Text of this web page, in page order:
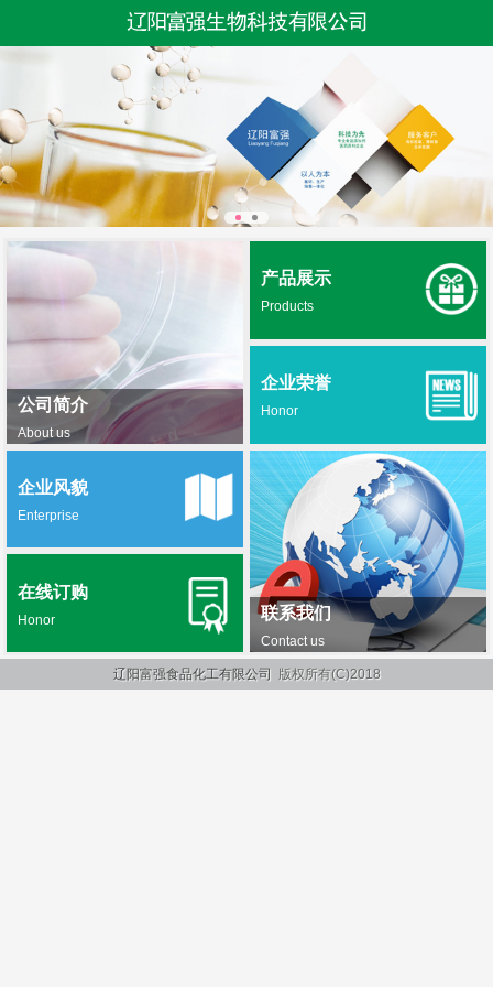
公司简介
About us
产品展示
Products
企业荣誉
Honor
联系我们
Contact us
企业风貌
Enterprise
在线订购
Honor
辽阳富强食品化工有限公司 版权所有(C)2018